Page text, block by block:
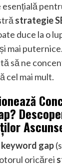
strategie
duce la o
mai
să ne
cel mai mult.
keyword gap
oricărei